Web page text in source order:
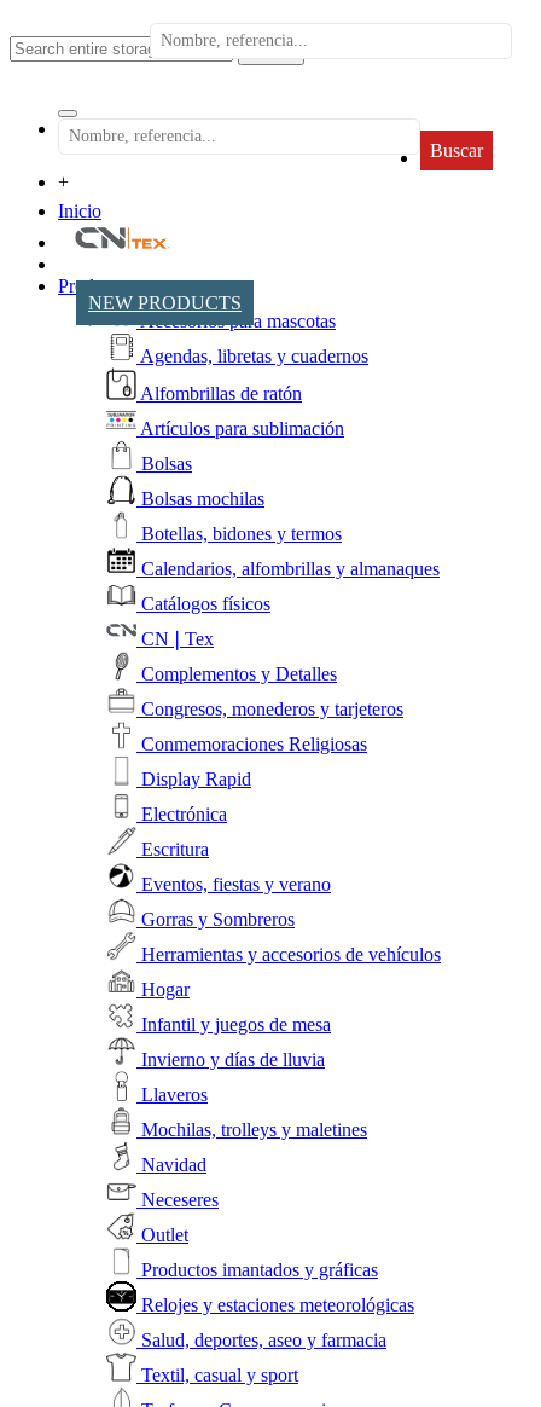
search
Buscar
+
Inicio
NEW PRODUCTS
Productos
Accesorios para mascotas
Agendas, libretas y cuadernos
Alfombrillas de ratón
Artículos para sublimación
Bolsas
Bolsas mochilas
Botellas, bidones y termos
Calendarios, alfombrillas y almanaques
Catálogos físicos
CN❘Tex
Complementos y Detalles
Congresos, monederos y tarjeteros
Conmemoraciones Religiosas
Display Rapid
Electrónica
Escritura
Eventos, fiestas y verano
Gorras y Sombreros
Herramientas y accesorios de vehículos
Hogar
Infantil y juegos de mesa
Invierno y días de lluvia
Llaveros
Mochilas, trolleys y maletines
Navidad
Neceseres
Outlet
Productos imantados y gráficas
Relojes y estaciones meteorológicas
Salud, deportes, aseo y farmacia
Textil, casual y sport